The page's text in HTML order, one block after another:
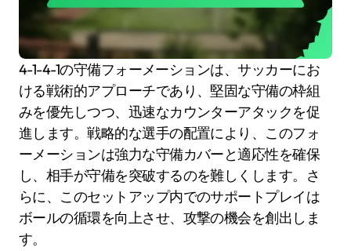
4-1-4-1の守備フォーメーションは、サッカーにお
ける戦術的アプローチであり、堅固な守備の枠組
みを優先しつつ、迅速なカウンターアタックを促
進します。戦略的な選手の配置により、このフォ
ーメーションは強力な守備カバーと適応性を確保
し、相手が守備を突破するのを難しくします。さ
らに、このセットアップ内でのサポートプレイは
ボールの循環を向上させ、攻撃の機会を創出しま
す。